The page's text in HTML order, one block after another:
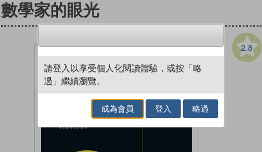
數學家的眼光
2.8
請登入以享受個人化閱讀體驗，或按「略
過」繼續瀏覽。
成為會員 登入 略過